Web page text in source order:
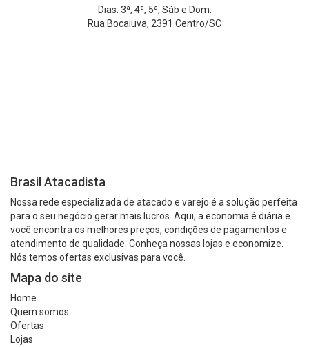
Dias: 3ª, 4ª, 5ª, Sáb e Dom.
Rua Bocaiuva, 2391 Centro/SC
Brasil Atacadista
Nossa rede especializada de atacado e varejo é a solução perfeita
para o seu negócio gerar mais lucros. Aqui, a economia é diária e
você encontra os melhores preços, condições de pagamentos e
atendimento de qualidade. Conheça nossas lojas e economize.
Nós temos ofertas exclusivas para você.
Mapa do site
Home
Quem somos
Ofertas
Lojas